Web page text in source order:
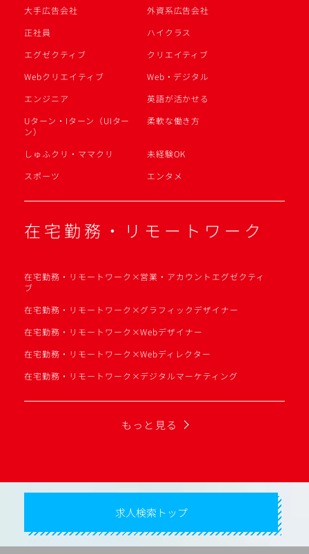
大手広告会社
外資系広告会社
正社員
ハイクラス
エグゼクティブ
クリエイティブ
Webクリエイティブ
Web・デジタル
エンジニア
英語が活かせる
Uターン・Iターン（UIター
ン）
柔軟な働き方
しゅふクリ・ママクリ
未経験OK
スポーツ
エンタメ
在宅勤務・リモートワーク
在宅勤務・リモートワーク×営業・アカウントエグゼクティ
ブ
在宅勤務・リモートワーク×グラフィックデザイナー
在宅勤務・リモートワーク×Webデザイナー
在宅勤務・リモートワーク×Webディレクター
在宅勤務・リモートワーク×デジタルマーケティング
もっと見る
求人検索トップ